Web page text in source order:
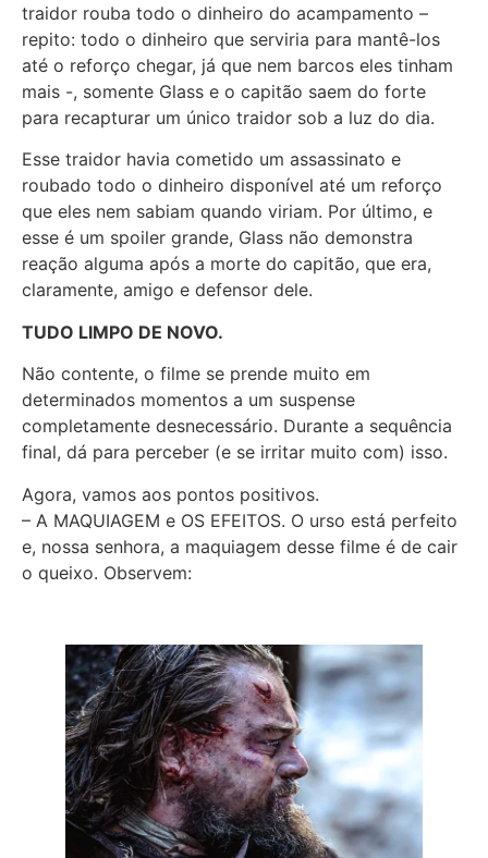
traidor rouba todo o dinheiro do acampamento –
repito: todo o dinheiro que serviria para mantê-los
até o reforço chegar, já que nem barcos eles tinham
mais -, somente Glass e o capitão saem do forte
para recapturar um único traidor sob a luz do dia.
Esse traidor havia cometido um assassinato e
roubado todo o dinheiro disponível até um reforço
que eles nem sabiam quando viriam. Por último, e
esse é um spoiler grande, Glass não demonstra
reação alguma após a morte do capitão, que era,
claramente, amigo e defensor dele.
TUDO LIMPO DE NOVO.
Não contente, o filme se prende muito em
determinados momentos a um suspense
completamente desnecessário. Durante a sequência
final, dá para perceber (e se irritar muito com) isso.
Agora, vamos aos pontos positivos.
– A MAQUIAGEM e OS EFEITOS. O urso está perfeito
e, nossa senhora, a maquiagem desse filme é de cair
o queixo. Observem: